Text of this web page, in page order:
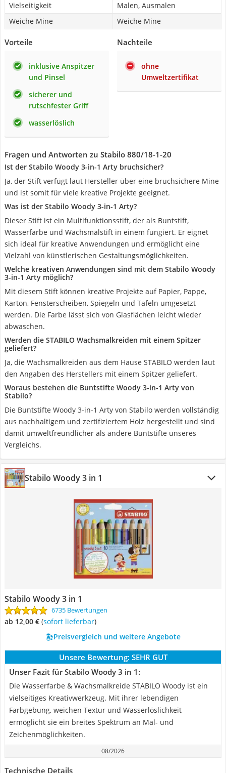
Vielseitigkeit
Malen, Ausmalen
Weiche Mine
Weiche Mine
Vorteile
inklusive Anspitzer
und Pinsel
sicherer und
rutschfester Griff
wasserlöslich
Nachteile
ohne
Umweltzertifikat
Fragen und Antworten zu Stabilo 880/18-1-20
Ist der Stabilo Woody 3-in-1 Arty bruchsicher?
Ja, der Stift verfügt laut Hersteller über eine bruchsichere Mine
und ist somit für viele kreative Projekte geeignet.
Was ist der Stabilo Woody 3-in-1 Arty?
Dieser Stift ist ein Multifunktionsstift, der als Buntstift,
Wasserfarbe und Wachsmalstift in einem fungiert. Er eignet
sich ideal für kreative Anwendungen und ermöglicht eine
Vielzahl von künstlerischen Gestaltungsmöglichkeiten.
Welche kreativen Anwendungen sind mit dem Stabilo Woody
3-in-1 Arty möglich?
Mit diesem Stift können kreative Projekte auf Papier, Pappe,
Karton, Fensterscheiben, Spiegeln und Tafeln umgesetzt
werden. Die Farbe lässt sich von Glasflächen leicht wieder
abwaschen.
Werden die STABILO Wachsmalkreiden mit einem Spitzer
geliefert?
Ja, die Wachsmalkreiden aus dem Hause STABILO werden laut
den Angaben des Herstellers mit einem Spitzer geliefert.
Woraus bestehen die Buntstifte Woody 3-in-1 Arty von
Stabilo?
Die Buntstifte Woody 3-in-1 Arty von Stabilo werden vollständig
aus nachhaltigem und zertifiziertem Holz hergestellt und sind
damit umweltfreundlicher als andere Buntstifte unseres
Vergleichs.
Stabilo Woody 3 in 1
Stabilo Woody 3 in 1
6735 Bewertungen
ab 12,00 € ( Sofort lieferbar)
Preisvergleich und weitere Angebote
Unsere Bewertung: SEHR GUT
Unser Fazit für Stabilo Woody 3 in 1:
Die Wasserfarbe & Wachsmalkreide STABILO Woody ist ein
vielseitiges Kreativwerkzeug. Mit ihrer lebendigen
Farbgebung, weichen Textur und Wasserlöslichkeit
ermöglicht sie ein breites Spektrum an Mal- und
Zeichenmöglichkeiten.
08/2026
Technische Details